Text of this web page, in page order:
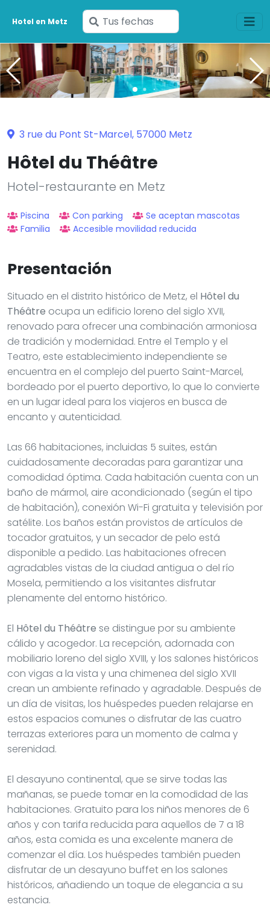
Hotel en Metz
Ingresa
tus
fechas
3 rue du Pont St-Marcel, 57000 Metz
Hôtel du Théâtre
Hotel-restaurante en Metz
Piscina Con parking
Se aceptan mascotas
Familia
Accesible movilidad reducida
Presentación
Situado en el distrito histórico de Metz, el Hôtel du
Théâtre ocupa un edificio loreno del siglo XVII,
renovado para ofrecer una combinación armoniosa
de tradición y modernidad. Entre el Templo y el
Teatro, este establecimiento independiente se
encuentra en el complejo del puerto Saint-Marcel,
bordeado por el puerto deportivo, lo que lo convierte
en un lugar ideal para los viajeros en busca de
encanto y autenticidad.
Las 66 habitaciones, incluidas 5 suites, están
cuidadosamente decoradas para garantizar una
comodidad óptima. Cada habitación cuenta con un
baño de mármol, aire acondicionado (según el tipo
de habitación), conexión Wi-Fi gratuita y televisión por
satélite. Los baños están provistos de artículos de
tocador gratuitos, y un secador de pelo está
disponible a pedido. Las habitaciones ofrecen
agradables vistas de la ciudad antigua o del río
Mosela, permitiendo a los visitantes disfrutar
plenamente del entorno histórico.
El Hôtel du Théâtre se distingue por su ambiente
cálido y acogedor. La recepción, adornada con
mobiliario loreno del siglo XVIII, y los salones históricos
con vigas a la vista y una chimenea del siglo XVII
crean un ambiente refinado y agradable. Después de
un día de visitas, los huéspedes pueden relajarse en
estos espacios comunes o disfrutar de las cuatro
terrazas exteriores para un momento de calma y
serenidad.
El desayuno continental, que se sirve todas las
mañanas, se puede tomar en la comodidad de las
habitaciones. Gratuito para los niños menores de 6
años y con tarifa reducida para aquellos de 7 a 18
años, esta comida es una excelente manera de
comenzar el día. Los huéspedes también pueden
disfrutar de un desayuno buffet en los salones
históricos, añadiendo un toque de elegancia a su
estancia.